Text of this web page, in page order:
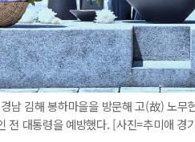
남 김해 봉하마을을 방문해 고(故) 노무
전 대통령을 예방했다. [사진=추미애 경